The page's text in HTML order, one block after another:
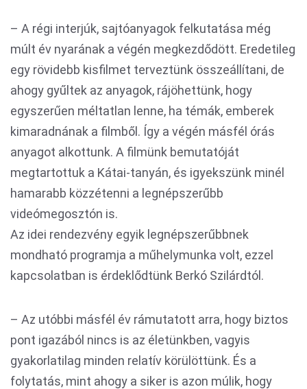
– A régi interjúk, sajtóanyagok felkutatása még
múlt év nyarának a végén megkezdődött. Eredetileg
egy rövidebb kisfilmet terveztünk összeállítani, de
ahogy gyűltek az anyagok, rájöhettünk, hogy
egyszerűen méltatlan lenne, ha témák, emberek
kimaradnának a filmből. Így a végén másfél órás
anyagot alkottunk. A filmünk bemutatóját
megtartottuk a Kátai-tanyán, és igyekszünk minél
hamarabb közzétenni a legnépszerűbb
videómegosztón is.
Az idei rendezvény egyik legnépszerűbbnek
mondható programja a műhelymunka volt, ezzel
kapcsolatban is érdeklődtünk Berkó Szilárdtól.
– Az utóbbi másfél év rámutatott arra, hogy biztos
pont igazából nincs is az életünkben, vagyis
gyakorlatilag minden relatív körülöttünk. És a
folytatás, mint ahogy a siker is azon múlik, hogy